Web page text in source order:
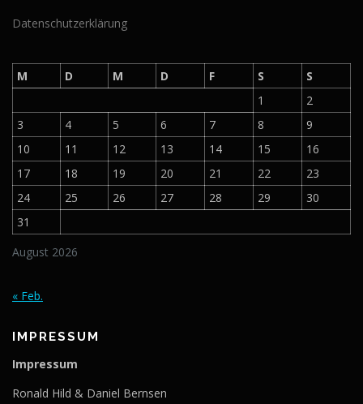
Datenschutzerklärung
August 2026
M D M D F S
S
1
2
3
4 5 6 7 8
9
10
11 12 13 14 15
16
17
18 19 20 21 22
23
24
25 26 27 28 29
30
31
« Feb.
IMPRESSUM
Impressum
Ronald Hild & Daniel Bernsen